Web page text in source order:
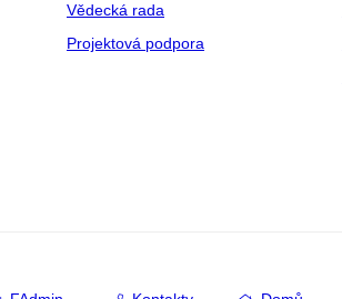
Vědecká rada
Projektová podpora